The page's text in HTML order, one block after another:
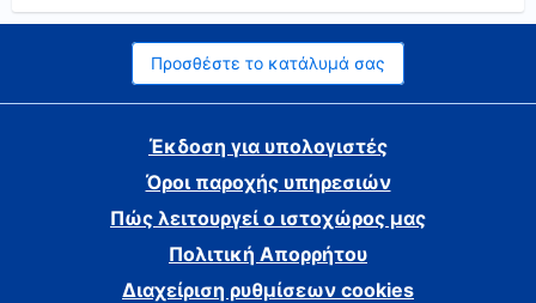
Προσθέστε το κατάλυμά σας
Έκδοση για υπολογιστές
Όροι παροχής υπηρεσιών
Πώς λειτουργεί ο ιστοχώρος μας
Πολιτική Απορρήτου
Διαχείριση ρυθμίσεων cookies